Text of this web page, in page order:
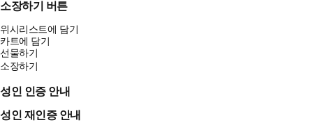
소장하기 버튼
위시리스트에 담기
카트에 담기
선물하기
소장하기
성인 인증 안내
성인 재인증 안내